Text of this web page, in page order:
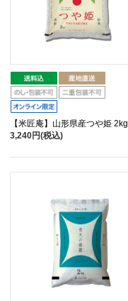
【米匠庵】山形県産つや姫 2kg
3,240円(税込)